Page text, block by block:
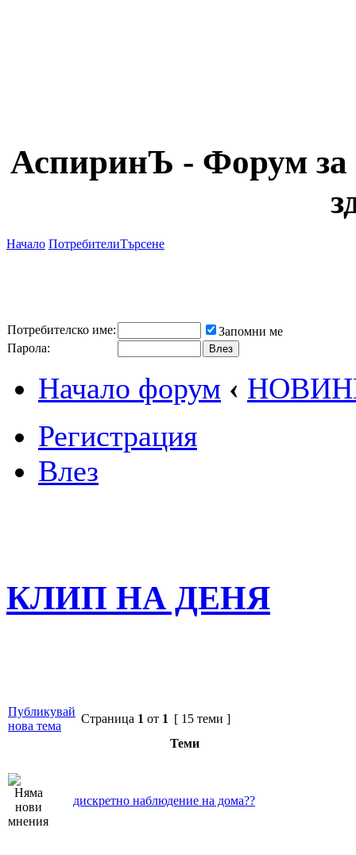
АспиринЪ - Форум за
Начало ПотребителиТърсене
Потребителско име:
Запомни ме
Парола:
Начало форум ‹
Регистрация
Влез
КЛИП НА ДЕНЯ
Публикувай
нова тема
Страница 1 от 1 [ 15 теми ]
Теми
дискретно наблюдение на дома??